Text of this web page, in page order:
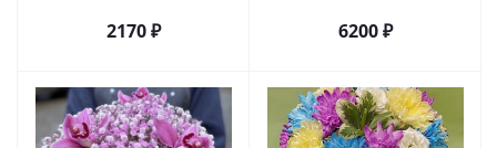
2170 ₽ 6200 ₽